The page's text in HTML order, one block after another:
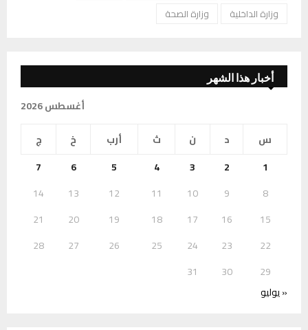
وزارة الداخلية
وزارة الصحة
أخبار هذا الشهر
أغسطس 2026
س
د ن ث أرب خ
ج
1
2
3
4
5
6
7
8
9
10
11
12
13
14
15
16
17
18
19
20
21
22
23
24
25
26
27
28
29
30
31
« يوليو